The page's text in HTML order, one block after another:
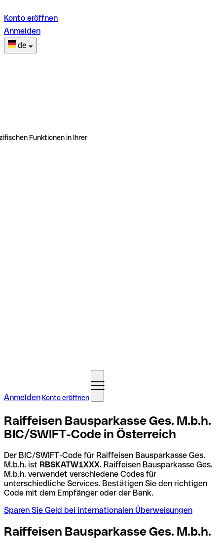
Konto eröffnen
Anmelden
de
Funktionen in Ihrer
Anmelden Konto eröffnen
Raiffeisen Bausparkasse Ges. M.b.h.
BIC/SWIFT-Code in Österreich
Der BIC/SWIFT-Code für Raiffeisen Bausparkasse Ges.
M.b.h. ist RBSKATW1XXX. Raiffeisen Bausparkasse Ges.
M.b.h. verwendet verschiedene Codes für
unterschiedliche Services. Bestätigen Sie den richtigen
Code mit dem Empfänger oder der Bank.
Sparen Sie Geld bei internationalen Überweisungen
Raiffeisen Bausparkasse Ges. M.b.h.